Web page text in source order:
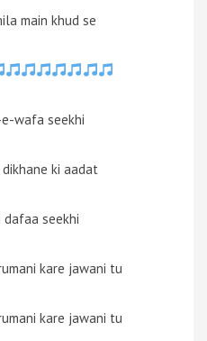
main khud se
wafa seekhi
ki aadat
seekhi
kare jawani tu
kare jawani tu